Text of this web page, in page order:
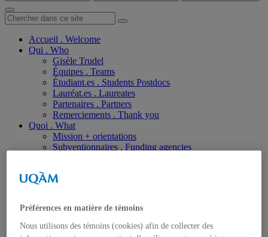
Accueil . Welcome
Qui . Who
Gisèle Trudel
Équipes . Teams
Étudiant.es . Students Postdocs
Lauréat.es . Laureates
Partenaires . Partners
Remerciements . Thank you
Quoi . What
Mission + orientations
Subventionnaires . Funding agencies
Atelier SILEX: une conversation entre Antoine
Caron, Stéphane Claude et Gisèle Trudel
Programme ICI : Une conversation entre
Préférences en matière de témoins
Nous utilisons des témoins (cookies) afin de collecter des